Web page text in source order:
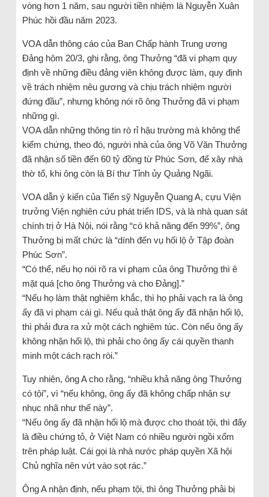
vòng hơn 1 năm, sau người tiền nhiệm là Nguyễn Xuân
Phúc hồi đầu năm 2023.
VOA dẫn thông cáo của Ban Chấp hành Trung ương
Đảng hôm 20/3, ghi rằng, ông Thưởng “đã vi phạm quy
định về những điều đảng viên không được làm, quy định
về trách nhiệm nêu gương và chịu trách nhiệm người
đứng đầu”, nhưng không nói rõ ông Thưởng đã vi phạm
những gì.
VOA dẫn những thông tin rò rỉ hậu trường mà không thể
kiểm chứng, theo đó, người nhà của ông Võ Văn Thưởng
đã nhận số tiền đến 60 tỷ đồng từ Phúc Sơn, để xây nhà
thờ tổ, khi ông còn là Bí thư Tỉnh ủy Quảng Ngãi.
VOA dẫn ý kiến của Tiến sỹ Nguyễn Quang A, cựu Viện
trưởng Viện nghiên cứu phát triển IDS, và là nhà quan sát
chính trị ở Hà Nội, nói rằng “có khả năng đến 99%”, ông
Thưởng bị mất chức là “dính đến vụ hối lộ ở Tập đoàn
Phúc Sơn”.
“Có thể, nếu họ nói rõ ra vi phạm của ông Thưởng thì ê
mặt quá [cho ông Thưởng và cho Đảng].”
“Nếu họ làm thật nghiêm khắc, thì họ phải vạch ra là ông
ấy đã vi phạm cái gì. Nếu quả thật ông ấy đã nhận hối lộ,
thì phải đưa ra xử một cách nghiêm túc. Còn nếu ông ấy
không nhận hối lộ, thì phải cho ông ấy cái quyền thanh
minh một cách rạch ròi.”
Tuy nhiên, ông A cho rằng, “nhiều khả năng ông Thưởng
có tội”, vì “nếu không, ông ấy đã không chấp nhận sự
nhục nhã như thế này”.
“Nếu ông ấy đã nhận hối lộ mà được cho thoát tội, thì đấy
là điều chứng tỏ, ở Việt Nam có nhiều người ngồi xổm
trên pháp luật. Cái gọi là nhà nước pháp quyền Xã hội
Chủ nghĩa nên vứt vào sọt rác.”
Ông A nhận định, nếu phạm tội, thì ông Thưởng phải bị